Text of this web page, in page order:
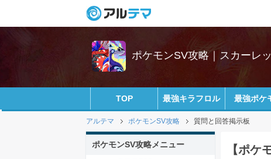
ポケモンSV攻略｜スカーレ
TOP 最強キラフロル 最強ポケ
アルテマ ポケモンSV攻略 質問と回答掲示板
【ポケ
ポケモンSV攻略メニュー